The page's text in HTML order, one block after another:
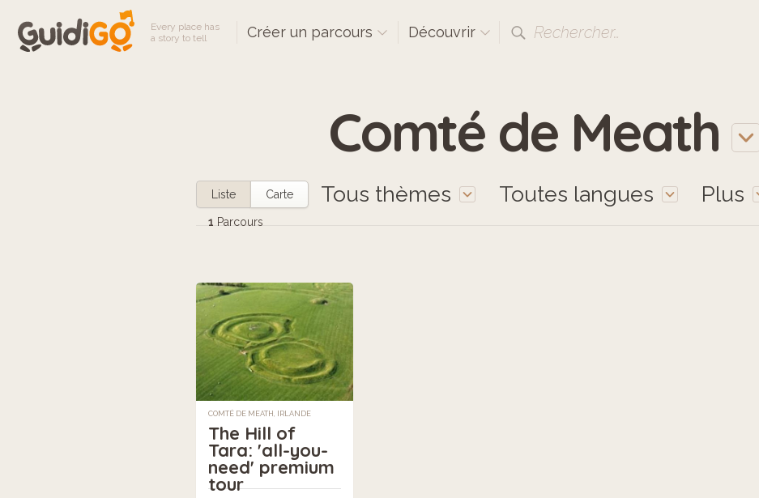
Every place has
a story to tell
Créer un parcours Découvrir Rechercher…
Comté de Meath
Tous thèmes Toutes langues Plus
Liste Carte
1 Parcours
COMTÉ DE MEATH, IRLANDE
The Hill of
Tara: 'all-you-
need' premium
tour